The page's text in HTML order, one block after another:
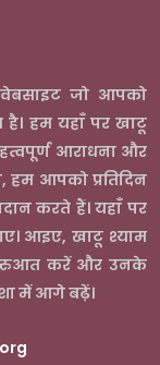
जो आपको
हम यहाँ पर खाटू
आराधना और
आपको प्रतिदिन
करते हैं। यहाँ पर
आइए, खाटू श्याम
करें और उनके
में आगे बढ़ें।